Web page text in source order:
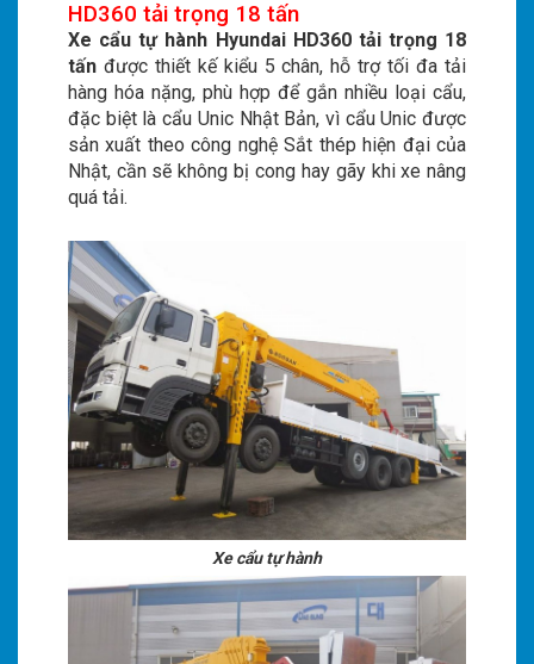
HD360 tải trọng 18 tấn
Xe cẩu tự hành Hyundai HD360 tải trọng 18
tấnđược thiết kế kiểu 5 chân, hỗ trợ tối đa tải
hàng hóa nặng, phù hợp để gắn nhiều loại cẩu,
đặc biệt là cẩu Unic Nhật Bản, vì cẩu Unic được
sản xuất theo công nghệ Sắt thép hiện đại của
Nhật, cần sẽ không bị cong hay gãy khi xe nâng
quá tải.
Xe cẩu tự hành